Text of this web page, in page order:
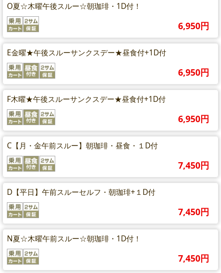
O夏☆木曜午後スルー☆朝珈琲・1D付！
6,950円
E金曜★午後スルーサンクスデー★昼食付+1D付
6,950円
F木曜★午後スルーサンクスデー★昼食付+1D付
6,950円
C【月・金午前スルー】朝珈琲・昼食・１D付
7,450円
D【平日】午前スルーセルフ・朝珈琲+１D付
7,450円
N夏☆木曜午前スルー☆朝珈琲・1D付！
7,450円